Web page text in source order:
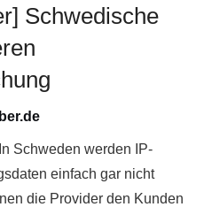
Schwedische
Schweden werden IP-
einfach gar nicht
die Provider den Kunden